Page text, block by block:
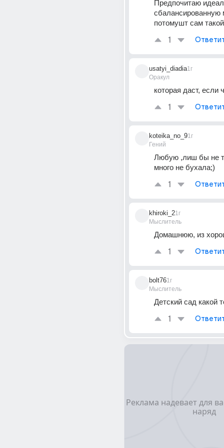
Предпочитаю
сбалансированную
потомушт сам такой
1
usatyi_diadia
Оракул
1г
которая даст, если
1
koteika_no_9
Гений
1г
Любую ,лиш бы не
много не бухала;)
1
khiroki_2
Мыслитель
1г
Домашнюю, из
1
bolt76
Мыслитель
1г
Детский сад какой
1